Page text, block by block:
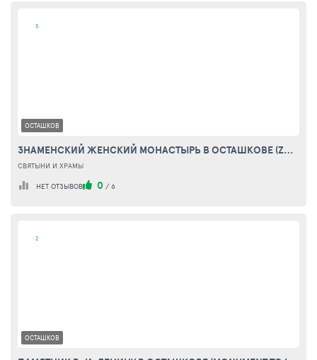
5
ОСТАШКОВ
ЗНАМЕНСКИЙ ЖЕНСКИЙ МОНАСТЫРЬ В ОСТАШКОВЕ (ZNAMENSKII NUNNERY OSTASHKOV)
СВЯТЫНИ И ХРАМЫ
НЕТ ОТЗЫВОВ 0 / 6
2
ОСТАШКОВ